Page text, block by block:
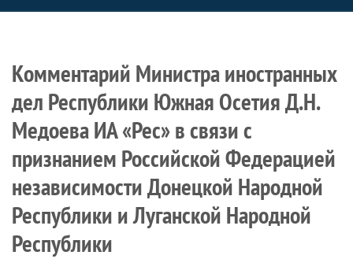
Комментарий Министра иностранных
дел Республики Южная Осетия Д.Н.
Медоева ИА «Рес» в связи с
признанием Российской Федерацией
независимости Донецкой Народной
Республики и Луганской Народной
Республики